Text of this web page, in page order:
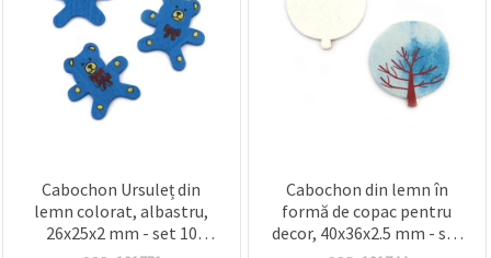
Cabochon Ursuleț din
lemn colorat, albastru,
26x25x2 mm - set 10
Cabochon din lemn în
formă de copac pentru
decor, 40x36x2.5 mm - set